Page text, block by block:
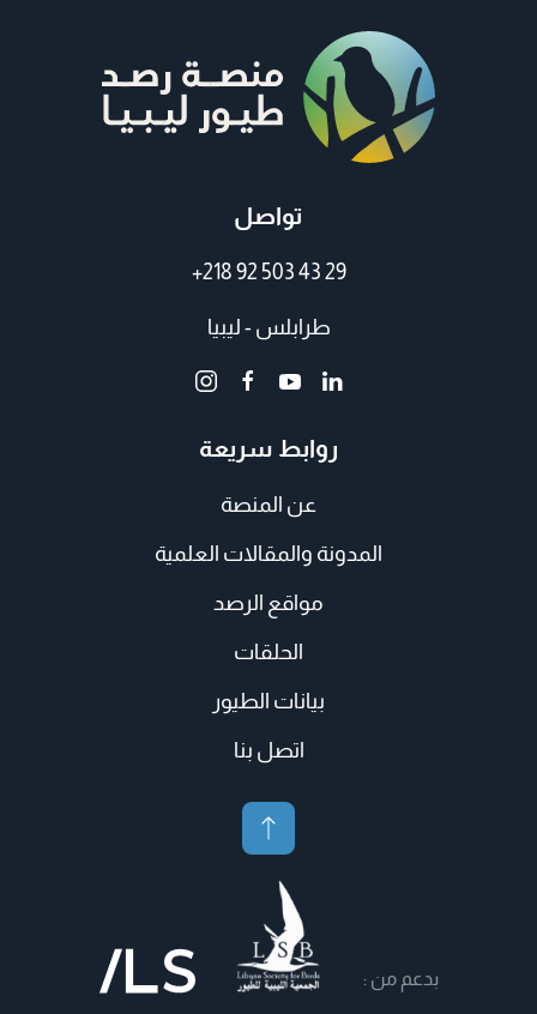
تواصل
+218 92 503 43 29
طرابلس - ليبيا
روابط سريعة
عن المنصة
المدونة والمقالات العلمية
مواقع الرصد
الحلقات
بيانات الطيور
اتصل بنا
بدعم من :